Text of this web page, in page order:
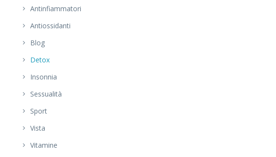
Antinfiammatori
Antiossidanti
Blog
Detox
Insonnia
Sessualità
Sport
Vista
Vitamine